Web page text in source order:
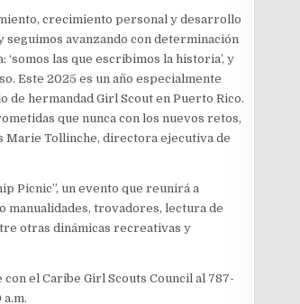
crecimiento personal y desarrollo
avanzando con determinación
las que escribimos la historia’, y
Este 2025 es un año especialmente
de hermandad Girl Scout en Puerto Rico.
que nunca con los nuevos retos,
Marie Tollinche, directora ejecutiva de
Picnic”, un evento que reunirá a
manualidades, trovadores, lectura de
otras dinámicas recreativas y
el Caribe Girl Scouts Council al 787-